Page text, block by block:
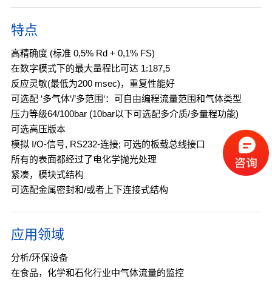
特点
高精确度 (标准 0,5% Rd + 0,1% FS)
在数字模式下的最大量程比可达 1:187,5
反应灵敏(最低为200 msec)，重复性能好
可选配 ‘多气体‘/’多范围‘：可自由编程流量范围和气体类型
压力等级64/100bar (10bar以下可选配多介质/多量程功能)
可选高压版本
模拟 I/O-信号, RS232-连接; 可选的板载总线接口
所有的表面都经过了电化学抛光处理
紧凑，模块式结构
可选配金属密封和/或者上下连接式结构
应用领域
分析/环保设备
在食品，化学和石化行业中气体流量的监控